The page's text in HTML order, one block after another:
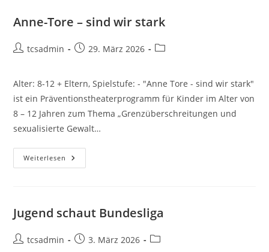
Anne-Tore – sind wir stark
Beitrags-
tcsadmin
Beitrag29. März 2026
Beitrags-
Alter: 8-12 + Eltern, Spielstufe: - "Anne Tore - sind wir stark"
ist ein Präventionstheaterprogramm für Kinder im Alter von
8 – 12 Jahren zum Thema „Grenzüberschreitungen und
sexualisierte Gewalt…
Weiterlesen Anne-
Tore
Jugend schaut Bundesliga
Beitrags-
tcsadmin
Beitrag3. März 2026
Beitrags-